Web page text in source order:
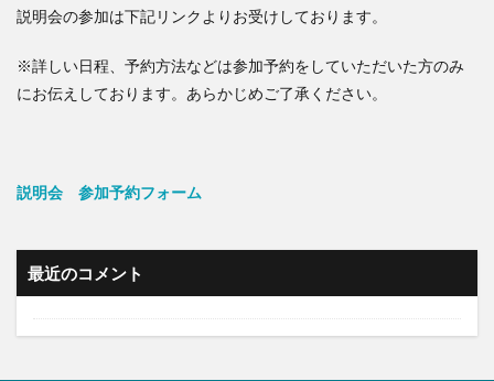
説明会の参加は下記リンクよりお受けしております。
※詳しい日程、予約方法などは参加予約をしていただいた方のみ
にお伝えしております。あらかじめご了承ください。
説明会 参加予約フォーム
最近のコメント